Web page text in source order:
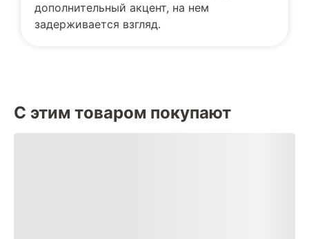
дополнительный акцент, на нем
задерживается взгляд.
С этим товаром покупают